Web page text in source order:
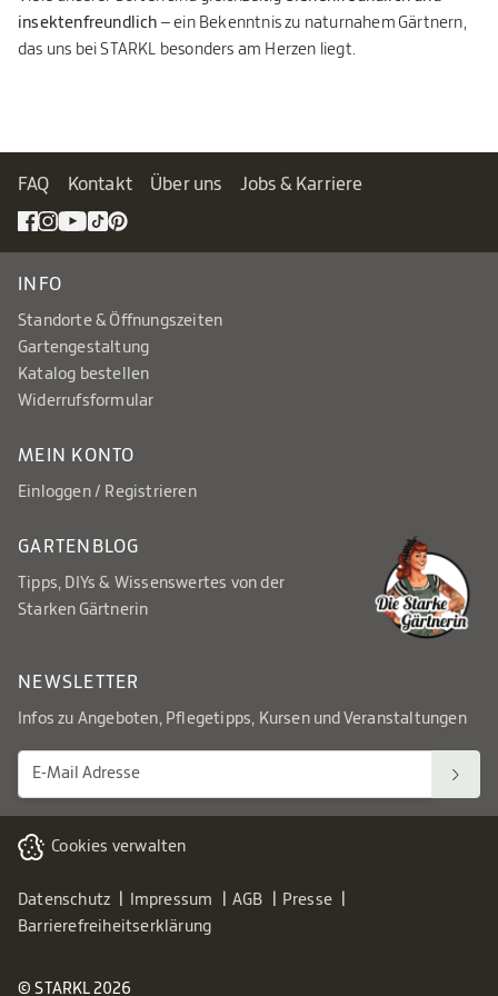
insektenfreundlich – ein Bekenntnis zu naturnahem Gärtnern,
das uns bei STARKL besonders am Herzen liegt.
FAQ Kontakt Über uns Jobs & Karriere
INFO
Standorte & Öffnungszeiten
Gartengestaltung
Katalog bestellen
Widerrufsformular
MEIN KONTO
Einloggen / Registrieren
GARTENBLOG
Tipps, DIYs & Wissenswertes von der
Starken Gärtnerin
NEWSLETTER
Infos zu Angeboten, Pflegetipps, Kursen und Veranstaltungen
Cookies verwalten
Datenschutz Impressum AGB
Presse
Barrierefreiheitserklärung
© STARKL 2026